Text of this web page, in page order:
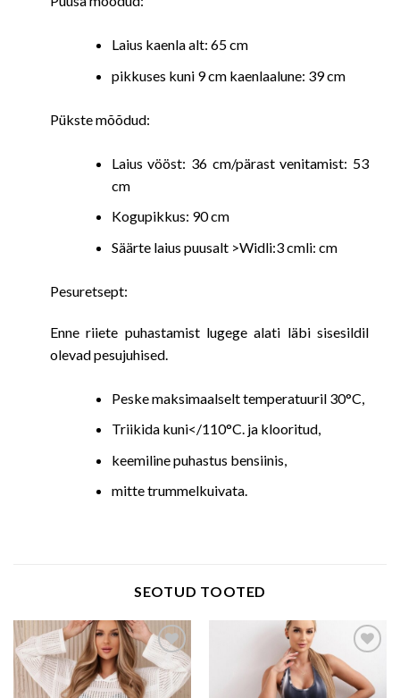
Laius kaenla alt: 65 cm
pikkuses kuni 9 cm kaenlaalune: 39 cm
Pükste mõõdud:
Laius vööst: 36 cm/pärast venitamist: 53
cm
Kogupikkus: 90 cm
Säärte laius puusalt >Widli:3 cmli: cm
Pesuretsept:
Enne riiete puhastamist lugege alati läbi sisesildil
olevad pesujuhised.
Peske maksimaalselt temperatuuril 30°C,
Triikida kuni</110°C. ja klooritud,
keemiline puhastus bensiinis,
mitte trummelkuivata.
SEOTUD TOOTED
Add to wishlist Add to wishlist